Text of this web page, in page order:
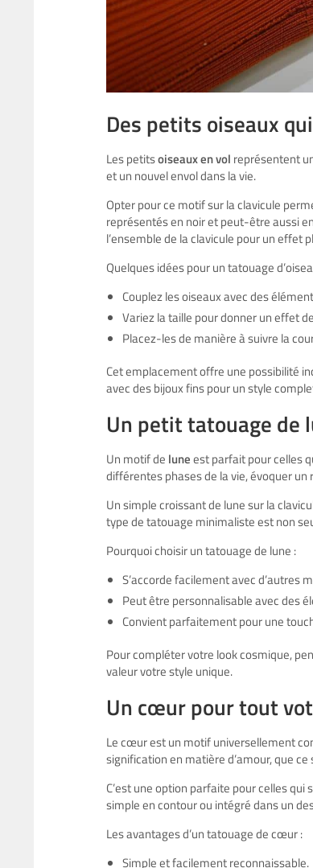
Des petits oiseaux
Les petitsoiseaux en vol représentent
et un nouvel envol dans la vie.
Opter pour ce motif sur la clavicule
représentés en noir et peut-être aussi
l’ensemble de la clavicule pour un
Quelques idées pour un tatouage
Couplez les oiseaux avec des
Variez la taille pour donner un effet
Placez-les de manière à suivre la
Cet emplacement offre une possibilité
avec des bijoux fins pour un style
Un petit tatouage de
Un motif de luneest parfait pour celles
différentes phases de la vie, évoquer
Un simple croissant de lune sur la
type de tatouage minimaliste est non
Pourquoi choisir un tatouage de lune :
S’accorde facilement avec d’autres
Peut être personnalisable avec des
Convient parfaitement pour une
Pour compléter votre look cosmique,
valeur votre style unique.
Un cœur pour tout
Le cœur est un motif universellement
signification en matière d’amour, que
C’est une option parfaite pour celles qui
simple en contour ou intégré dans un
Les avantages d’un tatouage de cœur :
Simple et facilement reconnaissable.